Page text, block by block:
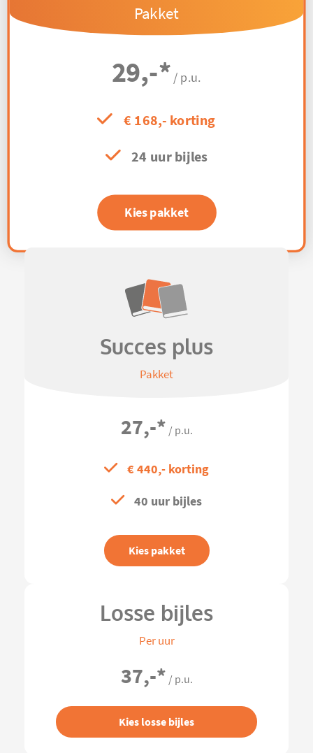
Pakket
29,-* / p.u.
€ 168,- korting
24 uur bijles
Kies pakket
Succes plus
Pakket
27,-* / p.u.
€ 440,- korting
40 uur bijles
Kies pakket
Losse bijles
Per uur
37,-* / p.u.
Kies losse bijles